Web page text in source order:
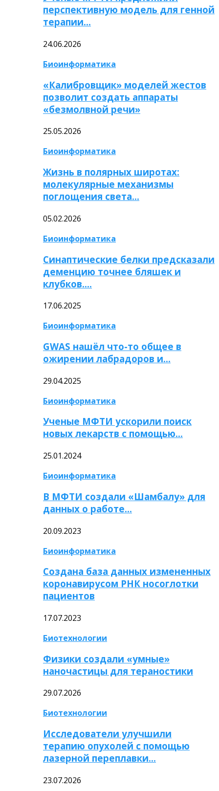
перспективную модель для генной
терапии…
24.06.2026
Биоинформатика
«Калибровщик» моделей жестов
позволит создать аппараты
«безмолвной речи»
25.05.2026
Биоинформатика
Жизнь в полярных широтах:
молекулярные механизмы
поглощения света…
05.02.2026
Биоинформатика
Синаптические белки предсказали
деменцию точнее бляшек и
клубков….
17.06.2025
Биоинформатика
GWAS нашёл что-то общее в
ожирении лабрадоров и…
29.04.2025
Биоинформатика
Ученые МФТИ ускорили поиск
новых лекарств с помощью…
25.01.2024
Биоинформатика
В МФТИ создали «Шамбалу» для
данных о работе…
20.09.2023
Биоинформатика
Создана база данных измененных
коронавирусом РНК носоглотки
пациентов
17.07.2023
Биотехнологии
Физики создали «умные»
наночастицы для тераностики
29.07.2026
Биотехнологии
Исследователи улучшили
терапию опухолей с помощью
лазерной переплавки…
23.07.2026